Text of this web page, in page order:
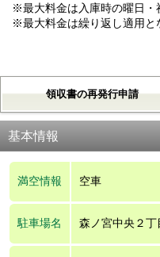
※最大料金は入庫時の曜日・
※最大料金は繰り返し適用と
領収書の再発行申請
基本情報
満空情報 空車
駐車場名 森ノ宮中央２丁